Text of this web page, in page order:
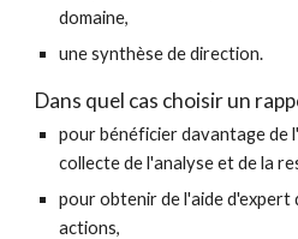
domaine,
une synthèse de direction.
Dans quel cas choisir un
pour bénéficier davantage de
collecte de l'analyse et de la
pour obtenir de l'aide d'expert
actions,